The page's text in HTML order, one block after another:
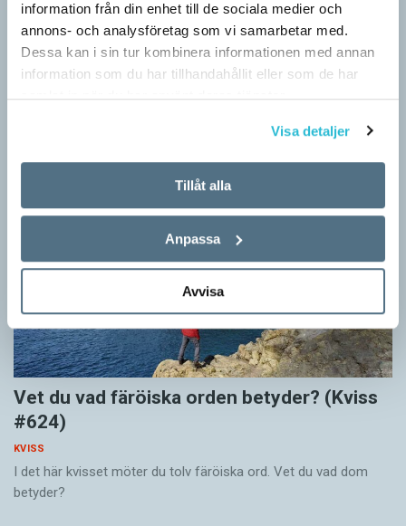
information från din enhet till de sociala medier och
annons- och analysföretag som vi samarbetar med.
Dessa kan i sin tur kombinera informationen med annan
information som du har tillhandahållit eller som de har
samlat in när du har använt deras tjänster.
Visa detaljer
Tillåt alla
Anpassa
Avvisa
Känner du till orden från SAOL? (Kviss
#625)
KVISS
svaren kommer från Svenska Akademiens ordlista.
Vet du vad färöiska orden betyder? (Kviss
#624)
KVISS
I det här kvisset möter du tolv färöiska ord. Vet du vad dom
betyder?